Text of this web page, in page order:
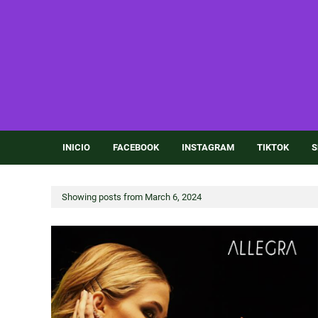
INICIO FACEBOOK INSTAGRAM TIKTOK
Showing posts from March 6, 2024